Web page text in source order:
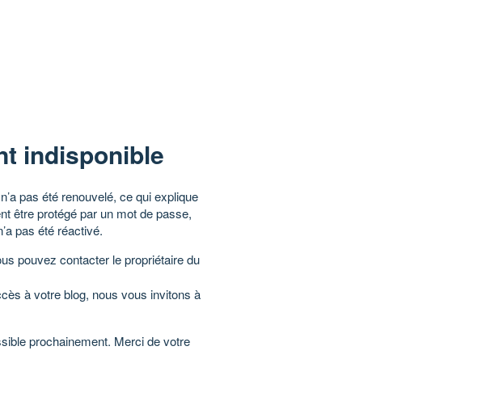
indisponible
pas été renouvelé, ce qui explique
être protégé par un mot de passe,
pas été réactivé.
pouvez contacter le propriétaire du
à votre blog, nous vous invitons à
prochainement. Merci de votre